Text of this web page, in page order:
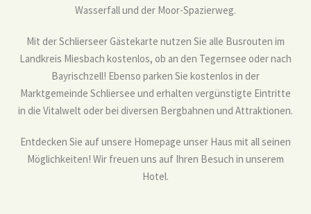
Wasserfall und der Moor-Spazierweg.
Mit der Schlierseer Gästekarte nutzen Sie alle Busrouten im
Landkreis Miesbach kostenlos, ob an den Tegernsee oder nach
Bayrischzell! Ebenso parken Sie kostenlos in der
Marktgemeinde Schliersee und erhalten vergünstigte Eintritte
in die Vitalwelt oder bei diversen Bergbahnen und Attraktionen.
Entdecken Sie auf unsere Homepage unser Haus mit all seinen
Möglichkeiten! Wir freuen uns auf Ihren Besuch in unserem
Hotel.